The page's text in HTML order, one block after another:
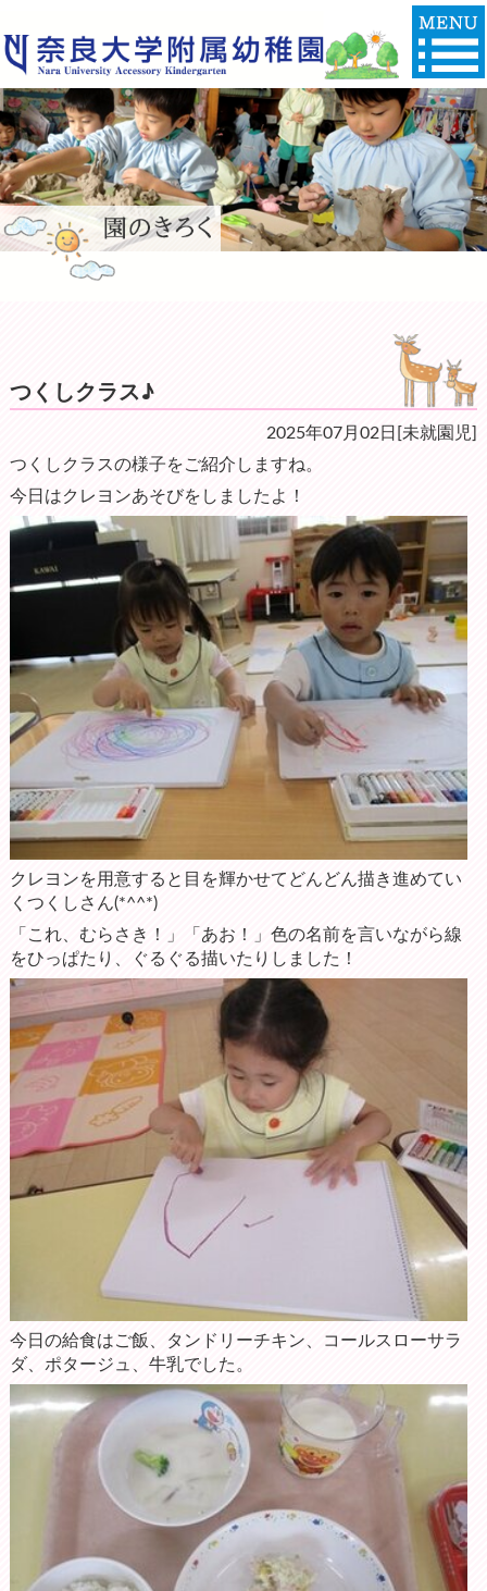
つくしクラス♪
2025年07月02日[未就園児]
つくしクラスの様子をご紹介しますね。
今日はクレヨンあそびをしましたよ！
クレヨンを用意すると目を輝かせてどんどん描き進めてい
くつくしさん(*^^*)
「これ、むらさき！」「あお！」色の名前を言いながら線
をひっぱたり、ぐるぐる描いたりしました！
今日の給食はご飯、タンドリーチキン、コールスローサラ
ダ、ポタージュ、牛乳でした。